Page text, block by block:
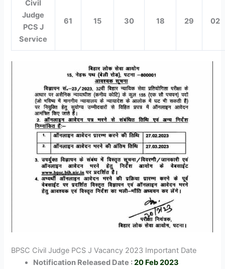
Civil
Judge
PCS J
Service
61 15 30 18 29 02
BPSC Civil Judge PCS J Vacancy 2023 Important Date
Notification Released Date :20 Feb 2023